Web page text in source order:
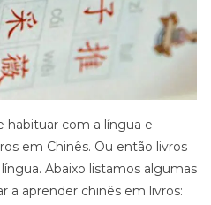
habituar com a língua e
em Chinês. Ou então livros
Abaixo listamos algumas
a aprender chinês em livros: